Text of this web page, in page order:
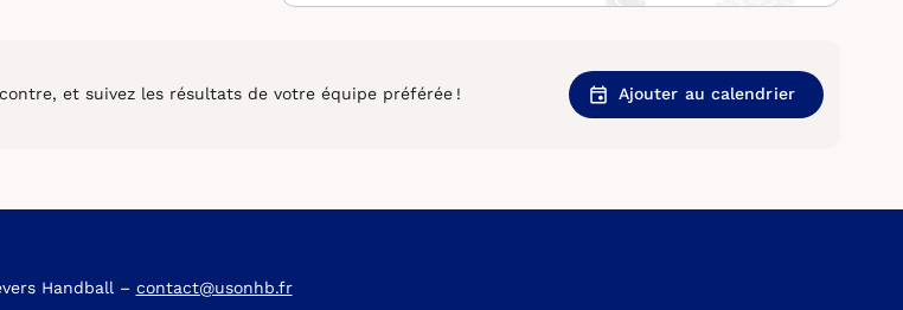
et suivez les résultats de votre équipe préférée ! Ajouter au calendrier
Handball – contact@usonhb.fr